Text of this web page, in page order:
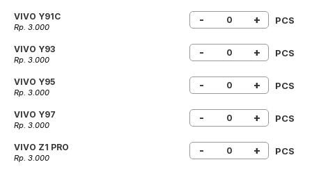
VIVO Y91C
Rp. 3.000
- + PCS
VIVO Y93
Rp. 3.000
- + PCS
VIVO Y95
Rp. 3.000
- + PCS
VIVO Y97
Rp. 3.000
- + PCS
VIVO Z1 PRO
Rp. 3.000
- + PCS